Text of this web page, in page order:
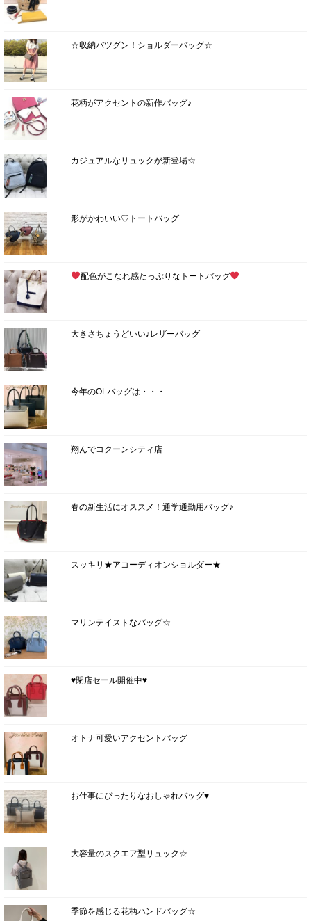
☆収納バツグン！ショルダーバッグ☆
花柄がアクセントの新作バッグ♪
カジュアルなリュックが新登場☆
形がかわいい♡トートバッグ
配色がこなれ感たっぷりなトートバッグ
大きさちょうどいい♪レザーバッグ
今年のOLバッグは・・・
翔んでコクーンシティ店
春の新生活にオススメ！通学通勤用バッグ♪
スッキリ★アコーディオンショルダー★
マリンテイストなバッグ☆
♥閉店セール開催中♥
オトナ可愛いアクセントバッグ
お仕事にぴったりなおしゃれバッグ♥
大容量のスクエア型リュック☆
季節を感じる花柄ハンドバッグ☆